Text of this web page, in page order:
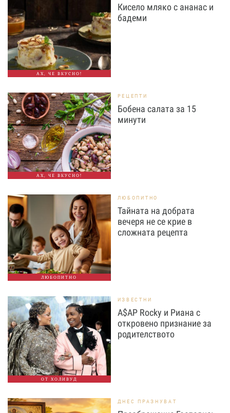
АХ, ЧЕ ВКУСНО!
Кисело мляко с ананас и
бадеми
АХ, ЧЕ ВКУСНО!
РЕЦЕПТИ
Бобена салата за 15
минути
ЛЮБОПИТНО
ЛЮБОПИТНО
Тайната на добрата
вечеря не се крие в
сложната рецепта
ОТ ХОЛИВУД
ИЗВЕСТНИ
A$AP Rocky и Риана с
откровено признание за
родителството
ДНЕС ПРАЗНУВАТ